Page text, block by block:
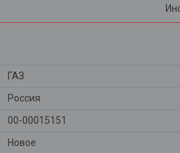
ГАЗ
Россия
00-00015151
Новое